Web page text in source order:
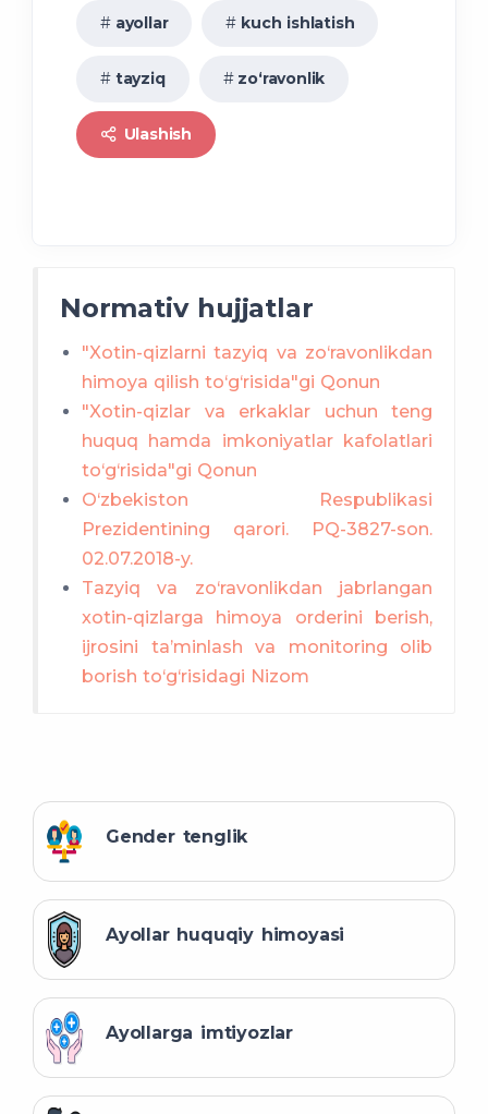
kelib tushgan
ayollar kuch ishlatish
tayziq zo‘ravonlik
Ulashish
Normativ hujjatlar
"Xotin-qizlarni tazyiq va zo‘ravonlikdan
himoya qilish to‘g‘risida"gi Qonun
"Xotin-qizlar va erkaklar uchun teng
huquq hamda imkoniyatlar kafolatlari
to‘g‘risida"gi Qonun
O‘zbekiston Respublikasi
Prezidentining qarori. PQ-3827-son.
02.07.2018-y.
Tazyiq va zo‘ravonlikdan jabrlangan
xotin-qizlarga himoya orderini berish,
ijrosini ta’minlash va monitoring olib
borish to‘g‘risidagi Nizom
Gender tenglik
Ayollar huquqiy himoyasi
Ayollarga imtiyozlar